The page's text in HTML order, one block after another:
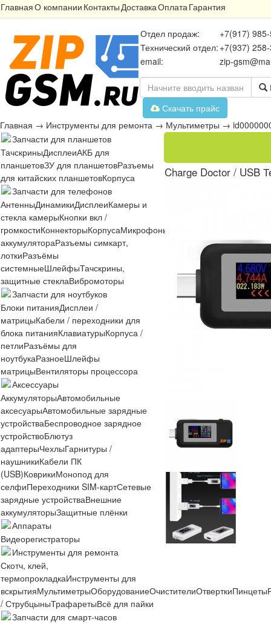
ГлавнаяО компании КонтактыДоставкаОплатаГарантия
Отдел продаж:
+7(917)
Технический отдел: +7(937)
email:
zip-
Скачать прайс
Главная → Инструменты для ремонта → Мультиметры →
Запчасти для планшетов
ТачскриныДисплеиАКБ для
планшетовЗУ для планшетовРазъемы
для китайских планшетовКорпуса
Запчасти для телефонов
АнтенныДинамикиДисплеиКамеры и
стекла камерыКнопки вкл /
громкостиКоннекторыКорпусаМикрофоны
аккумулятораРазъемы симкарт,
лоткиРазъёмы
системныеШлейфыТачскрины,
защитные стеклаВибромоторы
Запчасти для ноутбуков
Блоки питанияДисплеи /
матрицыКабели / переходники для
блока питанияКлавиатурыКорпуса /
петлиРазъёмы для
ноутбукаРазноеШлейфы
матрицыВентиляторы процессора
Аксессуары
АккумуляторыАвтомобильные
аксесуарыАвтомобильные зарядные
устройстваБеспроводное зарядное
устройствоБлютуз
адаптерыЧехлыГарнитуры /
наушникиКабели ПК
(USB)КоврикиМонопод для
селфиПереходники SIM-картСетевые
зарядные устройстваВнешние
аккумуляторыЗащитные плёнки
Аппараты
Видеорегистраторы
Инструменты для ремонта
Скотч, клей,
термопрокладкаИнструменты для
вскрытияМультиметрыОборудованиеОчистителиОтверткиПинцеты
/ СтрубцыныТрафаретыВсё для пайки
Запчасти для смарт-часов
Charge Doctor / USB